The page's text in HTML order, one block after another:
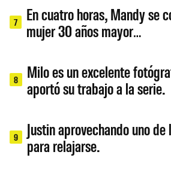
7
En cuatro horas, Mandy se
mujer 30 años mayor…
8
Milo es un excelente
aportó su trabajo a la serie.
9
Justin aprovechando uno
para relajarse.